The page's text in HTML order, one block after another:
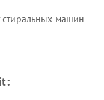
стиральных машин